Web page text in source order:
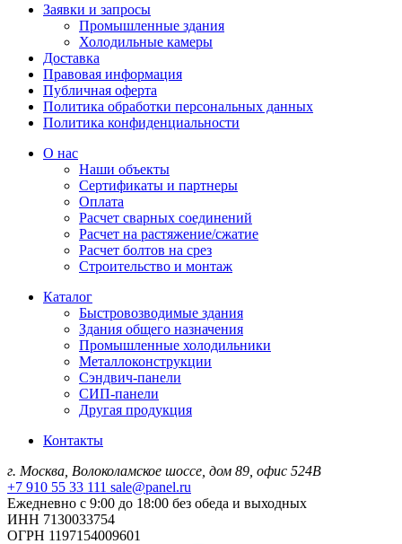
Заявки и запросы
Промышленные здания
Холодильные камеры
Доставка
Правовая информация
Публичная оферта
Политика обработки персональных данных
Политика конфиденциальности
О нас
Наши объекты
Сертификаты и партнеры
Оплата
Расчет сварных соединений
Расчет на растяжение/сжатие
Расчет болтов на срез
Строительство и монтаж
Каталог
Быстровозводимые здания
Здания общего назначения
Промышленные холодильники
Металлоконструкции
Сэндвич-панели
СИП-панели
Другая продукция
Контакты
г. Москва, Волоколамское шоссе, дом 89, офис 524В
+7 910 55 33 111 sale@panel.ru
Ежедневно с 9:00 до 18:00 без обеда и выходных
ИНН 7130033754
ОГРН 1197154009601